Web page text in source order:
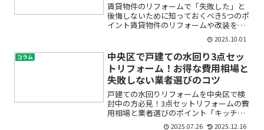
賃貸物件のリフォームで「失敗した」と
後悔しないために知っておくべき5つのポ
イント賃貸物件のリフォームや改装を検
討している方は、「思った以上に費用が
かかったらどうしよう」「トラブルにな
ったら…」「自分でもDIYできる？」「ど
んな業者を選ぶべき...
2025.10.01
コラム
中央区で戸建ての水回り3点セッ
トリフォーム！お得な費用相場と
失敗しない業者選びのコツ
戸建ての水回りリフォームを中央区で検
討中の方必見！3点セットリフォームの費
用相場と業者選びのポイント「キッチン
やお風呂、トイレが古くなって使い勝手
2025.07.26 2025.12.16